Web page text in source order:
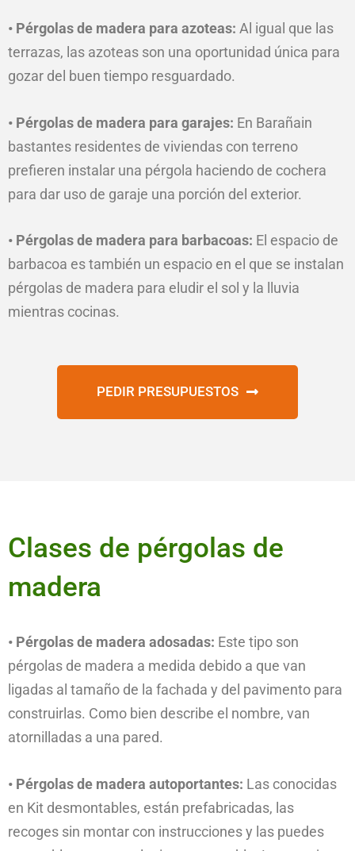
• Pérgolas de madera para azoteas: Al igual que las
terrazas, las azoteas son una oportunidad única para
gozar del buen tiempo resguardado.
• Pérgolas de madera para garajes: En Barañain
bastantes residentes de viviendas con terreno
prefieren instalar una pérgola haciendo de cochera
para dar uso de garaje una porción del exterior.
• Pérgolas de madera para barbacoas: El espacio de
barbacoa es también un espacio en el que se instalan
pérgolas de madera para eludir el sol y la lluvia
mientras cocinas.
PEDIR PRESUPUESTOS
Clases de pérgolas de
madera
• Pérgolas de madera adosadas: Este tipo son
pérgolas de madera a medida debido a que van
ligadas al tamaño de la fachada y del pavimento para
construirlas. Como bien describe el nombre, van
atornilladas a una pared.
• Pérgolas de madera autoportantes: Las conocidas
en Kit desmontables, están prefabricadas, las
recoges sin montar con instrucciones y las puedes